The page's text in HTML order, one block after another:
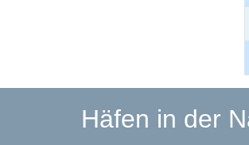
Häfen in der